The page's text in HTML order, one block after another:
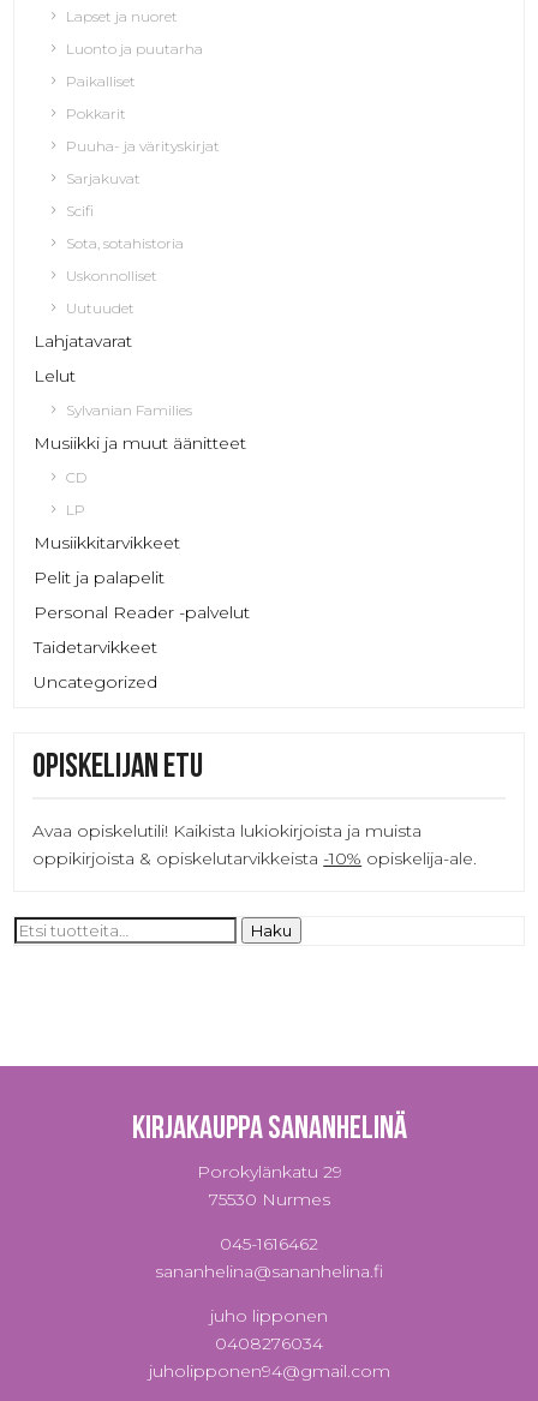
Lapset ja nuoret
Luonto ja puutarha
Paikalliset
Pokkarit
Puuha- ja värityskirjat
Sarjakuvat
Scifi
Sota, sotahistoria
Uskonnolliset
Uutuudet
Lahjatavarat
Lelut
Sylvanian Families
Musiikki ja muut äänitteet
CD
LP
Musiikkitarvikkeet
Pelit ja palapelit
Personal Reader -palvelut
Taidetarvikkeet
Uncategorized
Opiskelijan etu
Avaa opiskelutili! Kaikista lukiokirjoista ja muista
oppikirjoista & opiskelutarvikkeista -10% opiskelija-ale.
Etsi: Haku
Kirjakauppa Sananhelinä
Porokylänkatu 29
75530 Nurmes
045-1616462
sananhelina@sananhelina.fi
juho lipponen
0408276034
juholipponen94@gmail.com